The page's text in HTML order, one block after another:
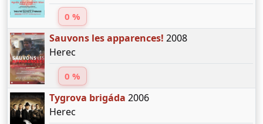
0 %
Sauvons les apparences! 2008
Herec
0 %
Tygrova brigáda 2006
Herec